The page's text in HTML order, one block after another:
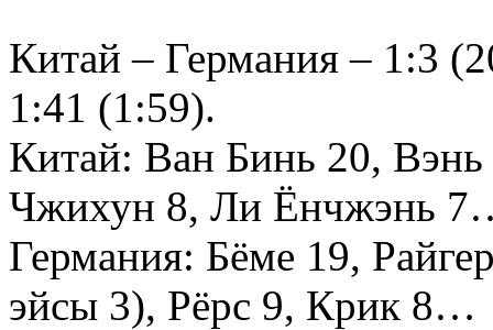
Китай – Германия – 1:3
1:41 (1:59).
Китай: Ван Бинь 20,
Чжихун 8, Ли Ёнчжэнь
Германия: Бёме 19,
эйсы 3), Рёрс 9, Крик 8…